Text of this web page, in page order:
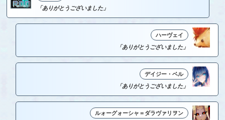
「ありがとうございました」
ハーヴェイ
「ありがとうございました」
デイジー・ベル
「ありがとうございました」
ルォーグォーシャ＝ダラヴァリヲン